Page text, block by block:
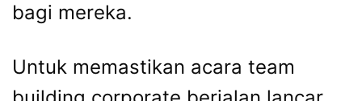
bagi mereka.
Untuk memastikan acara team